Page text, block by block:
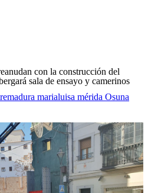
con la construcción del
sala de ensayo y camerinos
marialuisa mérida Osuna